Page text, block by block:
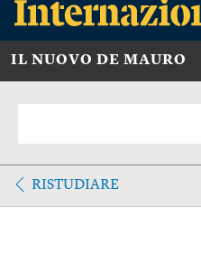
IL NUOVO DE MAURO
RISTUDIARE